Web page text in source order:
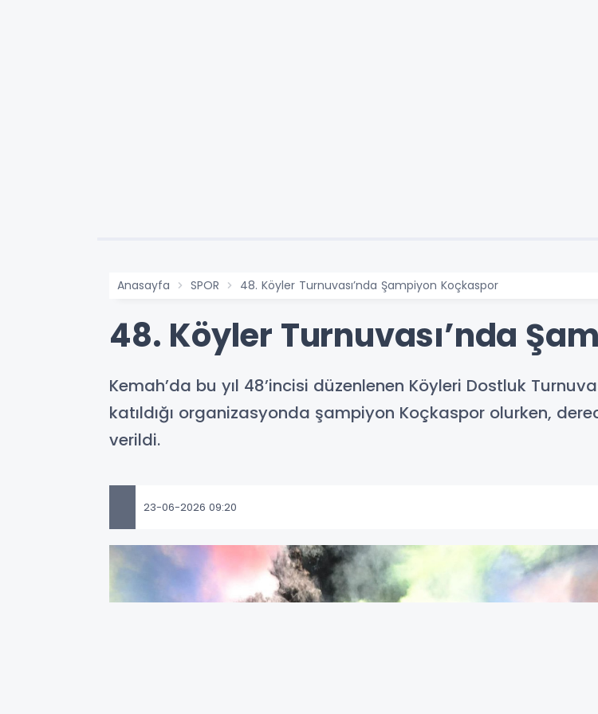
Anasayfa SPOR 48. Köyler Turnuvası’nda Şampiyon Koçkaspor
48. Köyler Turnuvası’nda
Kemah’da bu yıl 48’incisi düzenlenen Köyleri Dostluk
katıldığı organizasyonda şampiyon Koçkaspor olurken,
verildi.
23-06-2026 09:20